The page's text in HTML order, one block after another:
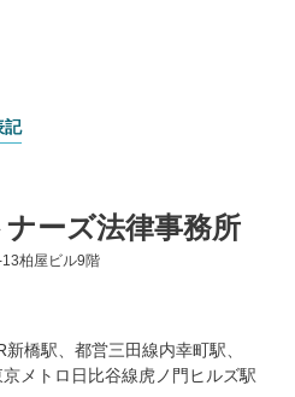
記
ーズ法律事務所
柏屋ビル9階
橋駅、都営三田線内幸町駅、
メトロ日比谷線虎ノ門ヒルズ駅